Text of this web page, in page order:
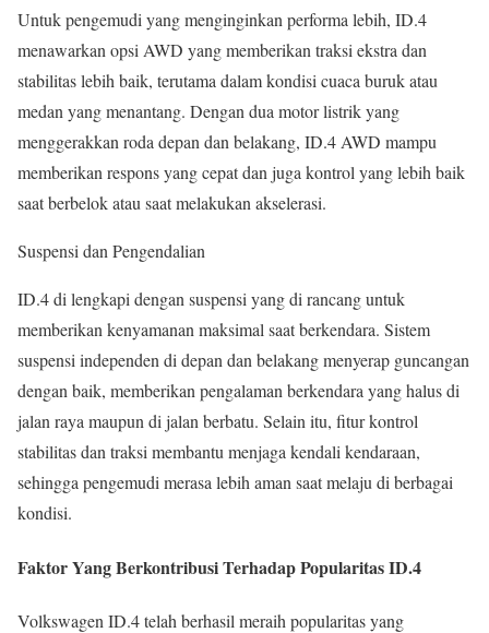
Untuk pengemudi yang menginginkan performa lebih, ID.4
menawarkan opsi AWD yang memberikan traksi ekstra dan
stabilitas lebih baik, terutama dalam kondisi cuaca buruk atau
medan yang menantang. Dengan dua motor listrik yang
menggerakkan roda depan dan belakang, ID.4 AWD mampu
memberikan respons yang cepat dan juga kontrol yang lebih baik
saat berbelok atau saat melakukan akselerasi.
Suspensi dan Pengendalian
ID.4 di lengkapi dengan suspensi yang di rancang untuk
memberikan kenyamanan maksimal saat berkendara. Sistem
suspensi independen di depan dan belakang menyerap guncangan
dengan baik, memberikan pengalaman berkendara yang halus di
jalan raya maupun di jalan berbatu. Selain itu, fitur kontrol
stabilitas dan traksi membantu menjaga kendali kendaraan,
sehingga pengemudi merasa lebih aman saat melaju di berbagai
kondisi.
Faktor Yang Berkontribusi Terhadap Popularitas ID.4
Volkswagen ID.4 telah berhasil meraih popularitas yang